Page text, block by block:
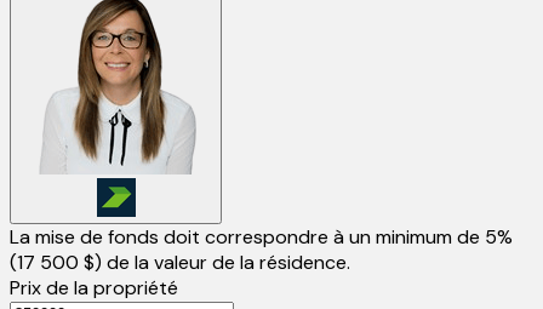
La mise de fonds doit correspondre à un minimum de 5%
(17 500 $) de la valeur de la résidence.
Prix de la propriété